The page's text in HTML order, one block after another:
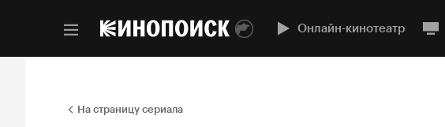
Онлайн-кинотеатр
На страницу сериала